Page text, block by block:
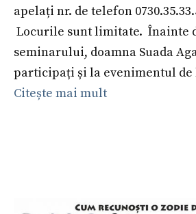
apelați nr. de telefon
Locurile sunt limitate. Înainte
seminarului, doamna Suada
participați și la evenimentul
Citește mai mult